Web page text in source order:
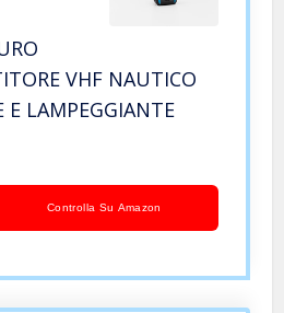
VHF NAUTICO
E LAMPEGGIANTE
Controlla Su Amazon